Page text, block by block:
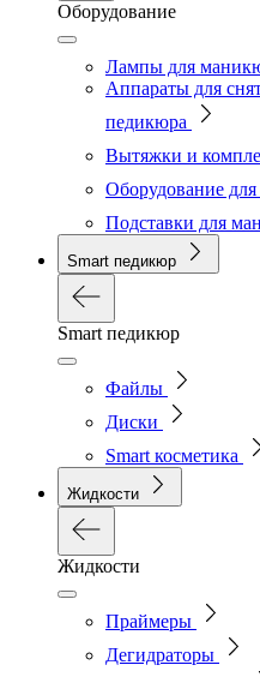
Оборудование
Лампы для
Аппараты для
педикюра
Вытяжки и
Оборудование для
Подставки для
Smart педикюр
Smart педикюр
Файлы
Диски
Smart косметика
Жидкости
Жидкости
Праймеры
Дегидраторы